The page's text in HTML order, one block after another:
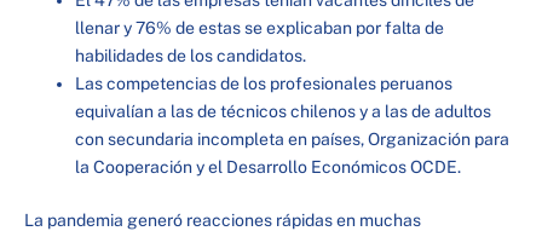
llenar y 76% de estas se explicaban por falta de
habilidades de los candidatos.
Las competencias de los profesionales peruanos
equivalían a las de técnicos chilenos y a las de adultos
con secundaria incompleta en países, Organización para
la Cooperación y el Desarrollo Económicos OCDE.
La pandemia generó reacciones rápidas en muchas